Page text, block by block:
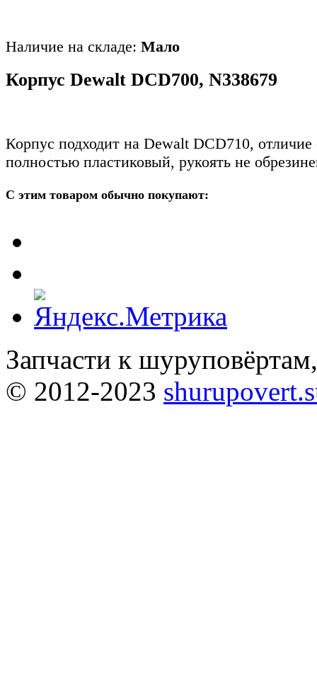
Наличие на складе: Мало
Корпус Dewalt DCD700, N338679
Корпус подходит на Dewalt DCD710, отличие
полностью пластиковый, рукоять не
С этим товаром обычно покупают:
Запчасти к
© 2012-2023